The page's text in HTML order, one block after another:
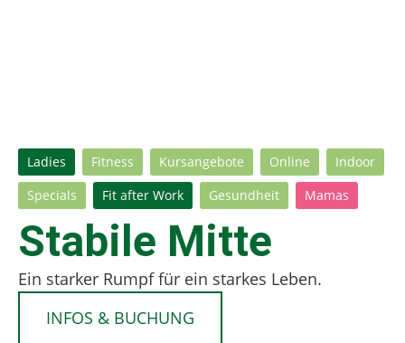
Ladies Fitness Kursangebote Online Indoor
Specials Fit after Work Gesundheit Mamas
Stabile Mitte
Ein starker Rumpf für ein starkes Leben.
INFOS & BUCHUNG